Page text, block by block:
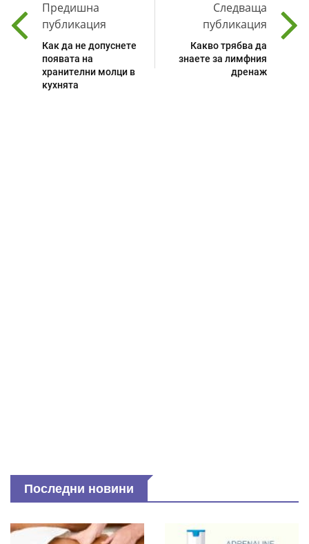
Предишна
публикация
Как да не допуснете
появата на
хранителни молци в
кухнята
Следваща
публикация
Какво трябва да
знаете за лимфния
дренаж
Последни новини